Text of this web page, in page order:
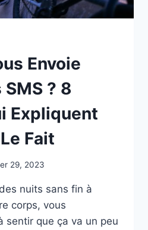
Envoie
SMS ? 8
Expliquent
Fait
29, 2023
nuits sans fin à
corps, vous
sentir que ça va un peu